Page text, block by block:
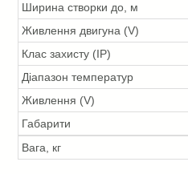
Ширина створки до, м
Живлення двигуна (V)
Клас захисту (IP)
Діапазон температур
Живлення (V)
Габарити
Вага, кг